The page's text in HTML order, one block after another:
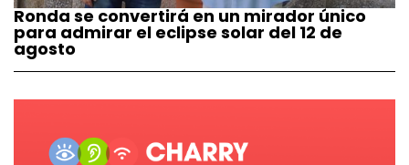
Ronda se convertirá en un mirador único
para admirar el eclipse solar del 12 de
agosto